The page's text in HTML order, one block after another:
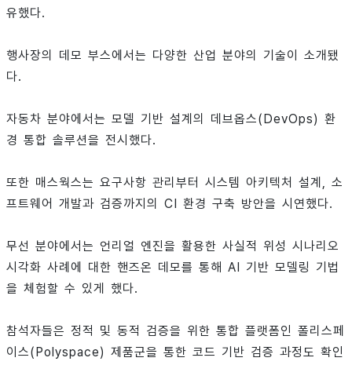
유했다.
행사장의 데모 부스에서는 다양한 산업 분야의 기술이 소개됐
다.
자동차 분야에서는 모델 기반 설계의 데브옵스(DevOps) 환
경 통합 솔루션을 전시했다.
또한 매스웍스는 요구사항 관리부터 시스템 아키텍처 설계, 소
프트웨어 개발과 검증까지의 CI 환경 구축 방안을 시연했다.
무선 분야에서는 언리얼 엔진을 활용한 사실적 위성 시나리오
시각화 사례에 대한 핸즈온 데모를 통해 AI 기반 모델링 기법
을 체험할 수 있게 했다.
참석자들은 정적 및 동적 검증을 위한 통합 플랫폼인 폴리스페
이스(Polyspace) 제품군을 통한 코드 기반 검증 과정도 확인